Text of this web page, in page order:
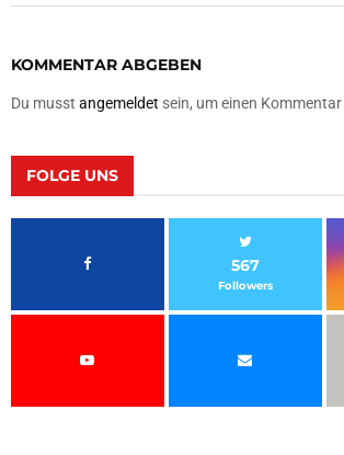
KOMMENTAR ABGEBEN
Du musst angemeldet sein, um einen
FOLGE UNS
567
Followers